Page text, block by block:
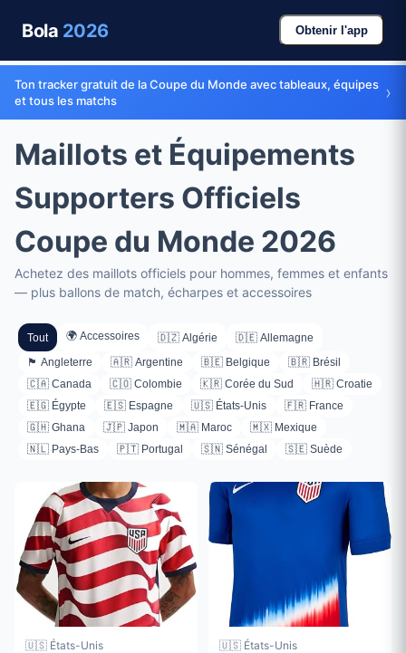
Bola 2026 Obtenir l'app
Ton tracker gratuit de la Coupe du Monde avec tableaux, équipes
et tous les matchs
›
Maillots et Équipements
Supporters Officiels
Coupe du Monde 2026
Achetez des maillots officiels pour hommes, femmes et enfants
— plus ballons de match, écharpes et accessoires
Tout 🌍 Accessoires 🇩🇿 Algérie
🇩🇪 Allemagne
🏴󠁧󠁢󠁥󠁮󠁧󠁿 Angleterre
🇦🇷 Argentine 🇧🇪 Belgique
🇧🇷 Brésil
🇨🇦 Canada
🇨🇴 Colombie 🇰🇷 Corée du Sud
🇭🇷 Croatie
🇪🇬 Égypte
🇪🇸 Espagne 🇺🇸 États-Unis
🇫🇷 France
🇬🇭 Ghana
🇯🇵 Japon 🇲🇦 Maroc
🇲🇽 Mexique
🇳🇱 Pays-Bas
🇵🇹 Portugal 🇸🇳 Sénégal 🇸🇪 Suède
🇺🇸 États-Unis 🇺🇸 États-Unis